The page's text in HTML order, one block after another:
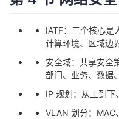
IATF：三个核心是
计算环境、区域边
安全域：共享安全
部门、业务、数据
IP 规划：从上到下
VLAN 划分：MAC